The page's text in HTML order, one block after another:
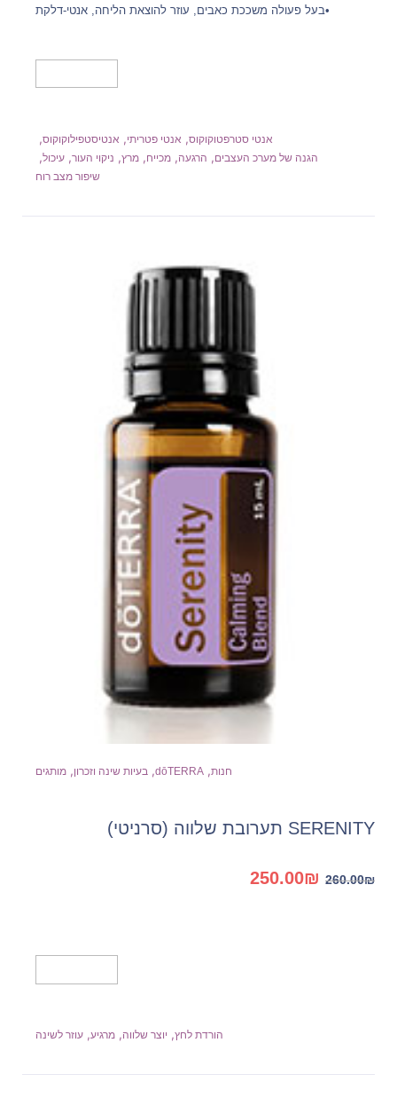
•בעל פעולה משככת כאבים, עוזר להוצאת הליחה, אנטי-דלקת
אנטי סטרפטוקוקוס, אנטי פטריתי, אנטיסטפילוקוקוס,
הגנה של מערכ העצבים, הרגעה, מכייח, מרץ, ניקוי העור, עיכול,
שיפור מצב רוח
חנות,
dōTERRA
, בעיות שינה וזכרון, מותגים
SERENITY תערובת שלווה (סרניטי)
260.00₪
המחיר
250.00₪
הורדת לחץ, יוצר שלווה, מרגיע, עוזר לשינה